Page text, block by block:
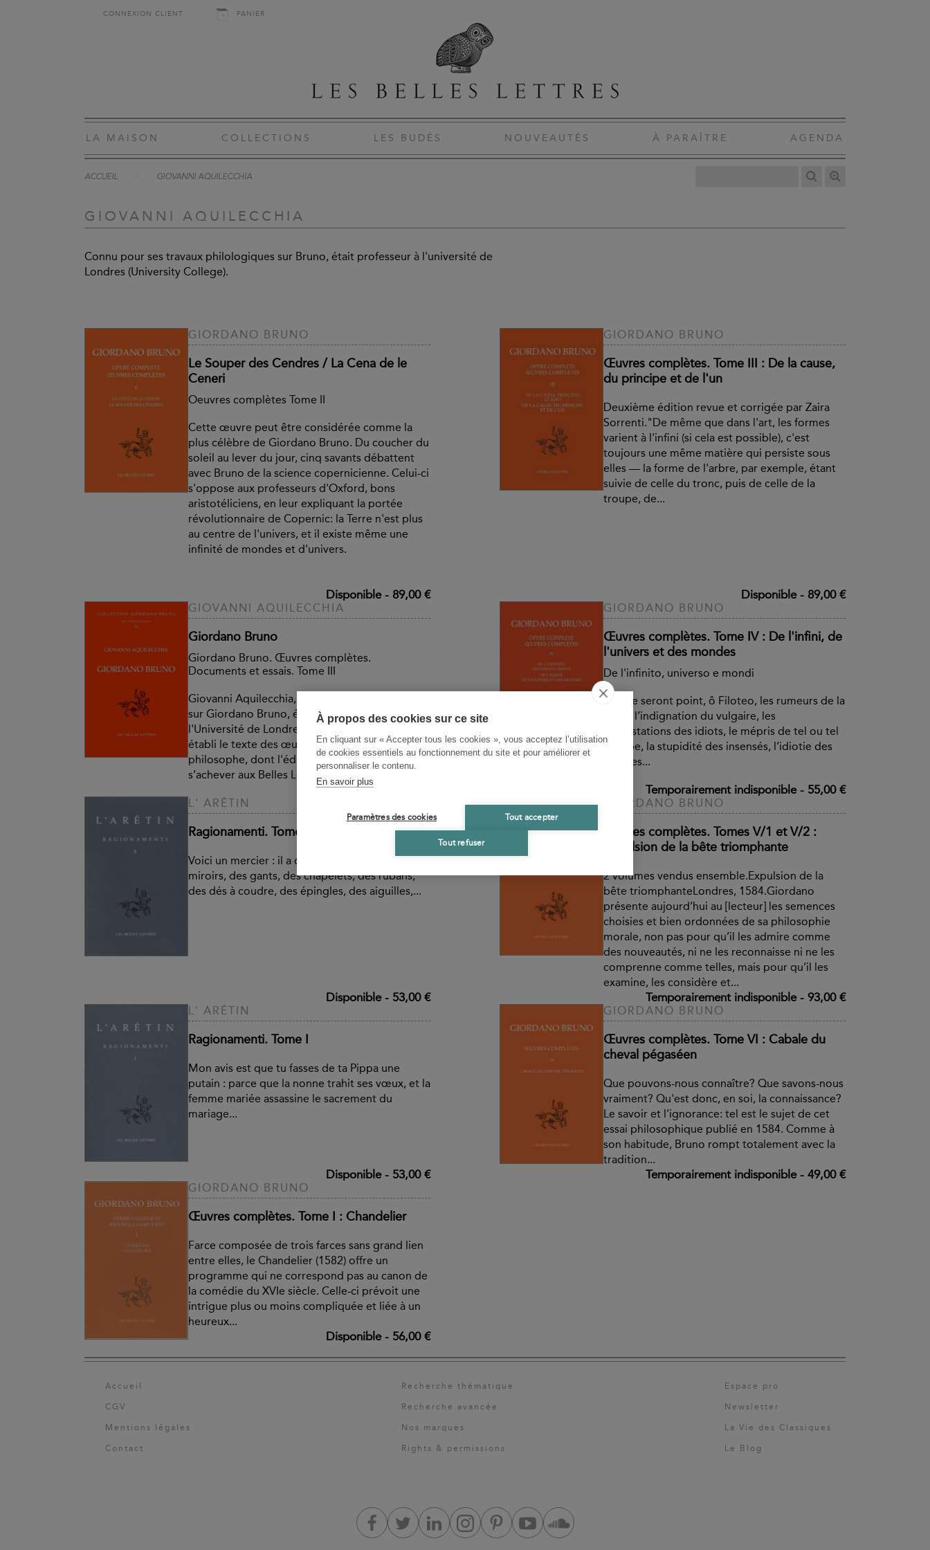
À propos des cookies sur ce site
En cliquant sur « Accepter tous les cookies », vous acceptez l’utilisation
de cookies essentiels au fonctionnement du site et pour améliorer et
personnaliser le contenu.
En savoir plus
Paramètres des cookies Tout accepter
Tout refuser
CONNEXION CLIENT PANIER
LA MAISON COLLECTIONS LES BUDÉS NOUVEAUTÉS À PARAÎTRE AGENDA
ACCUEIL GIOVANNI AQUILECCHIA
GIOVANNI AQUILECCHIA
Connu pour ses travaux philologiques sur Bruno, était professeur à l'université de
Londres (University College).
GIORDANO BRUNO
Le Souper des Cendres / La Cena de le
Ceneri
Oeuvres complètes Tome II
Cette œuvre peut être considérée comme la
plus célèbre de Giordano Bruno. Du coucher du
soleil au lever du jour, cinq savants débattent
avec Bruno de la science copernicienne. Celui-ci
s'oppose aux professeurs d'Oxford, bons
aristotéliciens, en leur expliquant la portée
révolutionnaire de Copernic: la Terre n'est plus
au centre de l'univers, et il existe même une
infinité de mondes et d'univers.
Disponible- 89,00 €
GIORDANO BRUNO
Œuvres complètes. Tome III : De la cause,
du principe et de l'un
Deuxième édition revue et corrigée par Zaira
Sorrenti."De même que dans l'art, les formes
varient à l'infini (si cela est possible), c'est
toujours une même matière qui persiste sous
elles — la forme de l'arbre, par exemple, étant
suivie de celle du tronc, puis de celle de la
troupe, de...
Disponible- 89,00 €
GIOVANNI AQUILECCHIA
Giordano Bruno
Giordano Bruno. Œuvres complètes.
Documents et essais. Tome III
Giovanni Aquilecchia, connu pour ses travaux
sur Giordano Bruno, était professeur à
l'Université de Londres (University College). Il a
établi le texte des œuvres italiennes du
philosophe, dont l'édition critique vient de
s’achever aux Belles Lettres...
Disponible
GIORDANO BRUNO
Œuvres complètes. Tome IV : De l'infini, de
l'univers et des mondes
De l'infinito, universo e mondi
"Ce ne seront point, ô Filoteo, les rumeurs de la
foule, l’indignation du vulgaire, les
protestations des idiots, le mépris de tel ou tel
satrape, la stupidité des insensés, l’idiotie des
cuistres...
Temporairement indisponible- 55,00 €
L' ARÉTIN
Ragionamenti. Tome II
Voici un mercier : il a des aiguillettes, des
miroirs, des gants, des chapelets, des rubans,
des dés à coudre, des épingles, des aiguilles,...
Disponible- 53,00 €
GIORDANO BRUNO
Œuvres complètes. Tomes V/1 et V/2 :
Expulsion de la bête triomphante
2 volumes vendus ensemble.Expulsion de la
bête triomphanteLondres, 1584.Giordano
présente aujourd’hui au [lecteur] les semences
choisies et bien ordonnées de sa philosophie
morale, non pas pour qu’il les admire comme
des nouveautés, ni ne les reconnaisse ni ne les
comprenne comme telles, mais pour qu’il les
examine, les considère et...
Temporairement indisponible- 93,00 €
L' ARÉTIN
Ragionamenti. Tome I
Mon avis est que tu fasses de ta Pippa une
putain : parce que la nonne trahit ses vœux, et la
femme mariée assassine le sacrement du
mariage...
Disponible- 53,00 €
GIORDANO BRUNO
Œuvres complètes. Tome VI : Cabale du
cheval pégaséen
Que pouvons-nous connaître? Que savons-nous
vraiment? Qu'est donc, en soi, la connaissance?
Le savoir et l'ignorance: tel est le sujet de cet
essai philosophique publié en 1584. Comme à
son habitude, Bruno rompt totalement avec la
tradition...
Temporairement indisponible- 49,00 €
GIORDANO BRUNO
Œuvres complètes. Tome I : Chandelier
Farce composée de trois farces sans grand lien
entre elles, le Chandelier (1582) offre un
programme qui ne correspond pas au canon de
la comédie du XVIe siècle. Celle-ci prévoit une
intrigue plus ou moins compliquée et liée à un
heureux...
Disponible- 56,00 €
Accueil
CGV
Mentions légales
Contact
Recherche thématique
Recherche avancée
Nos marques
Rights & permissions
Espace pro
Newsletter
La Vie des Classiques
Le Blog